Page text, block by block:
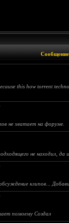
Сообщение
this how torrent
не хватает на форуме.
не находил, да
клипов...
помоему Создал